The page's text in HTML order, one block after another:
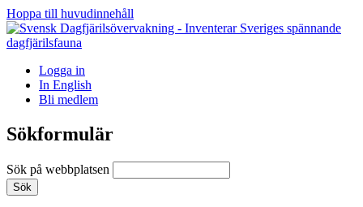
Hoppa till huvudinnehåll
Logga in
In English
Bli medlem
Sökformulär
Sök på webbplatsen